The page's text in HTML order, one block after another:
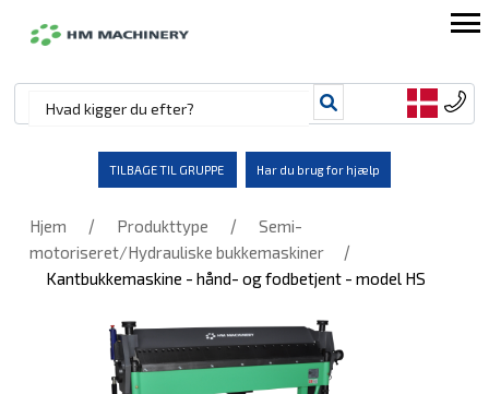
TILBAGE TIL GRUPPE Har du brug for hjælp
Hjem / Produkttype /
Semi-
motoriseret/Hydrauliske bukkemaskiner
/
Kantbukkemaskine - hånd- og fodbetjent - model HS